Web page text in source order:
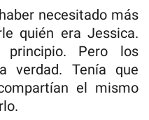
necesitado más
quién era Jessica.
Pero los
verdad. Tenía que
el mismo